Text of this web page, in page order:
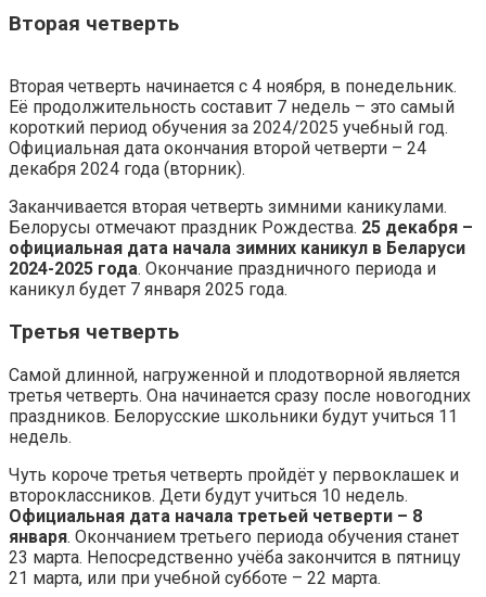
Вторая четверть
Вторая четверть начинается с 4 ноября, в понедельник.
Её продолжительность составит 7 недель – это самый
короткий период обучения за 2024/2025 учебный год.
Официальная дата окончания второй четверти – 24
декабря 2024 года (вторник).
Заканчивается вторая четверть зимними каникулами.
Белорусы отмечают праздник Рождества. 25 декабря –
официальная дата начала зимних каникул в Беларуси
2024-2025 года. Окончание праздничного периода и
каникул будет 7 января 2025 года.
Третья четверть
Самой длинной, нагруженной и плодотворной является
третья четверть. Она начинается сразу после новогодних
праздников. Белорусские школьники будут учиться 11
недель.
Чуть короче третья четверть пройдёт у первоклашек и
второклассников. Дети будут учиться 10 недель.
Официальная дата начала третьей четверти – 8
января. Окончанием третьего периода обучения станет
23 марта. Непосредственно учёба закончится в пятницу
21 марта, или при учебной субботе – 22 марта.